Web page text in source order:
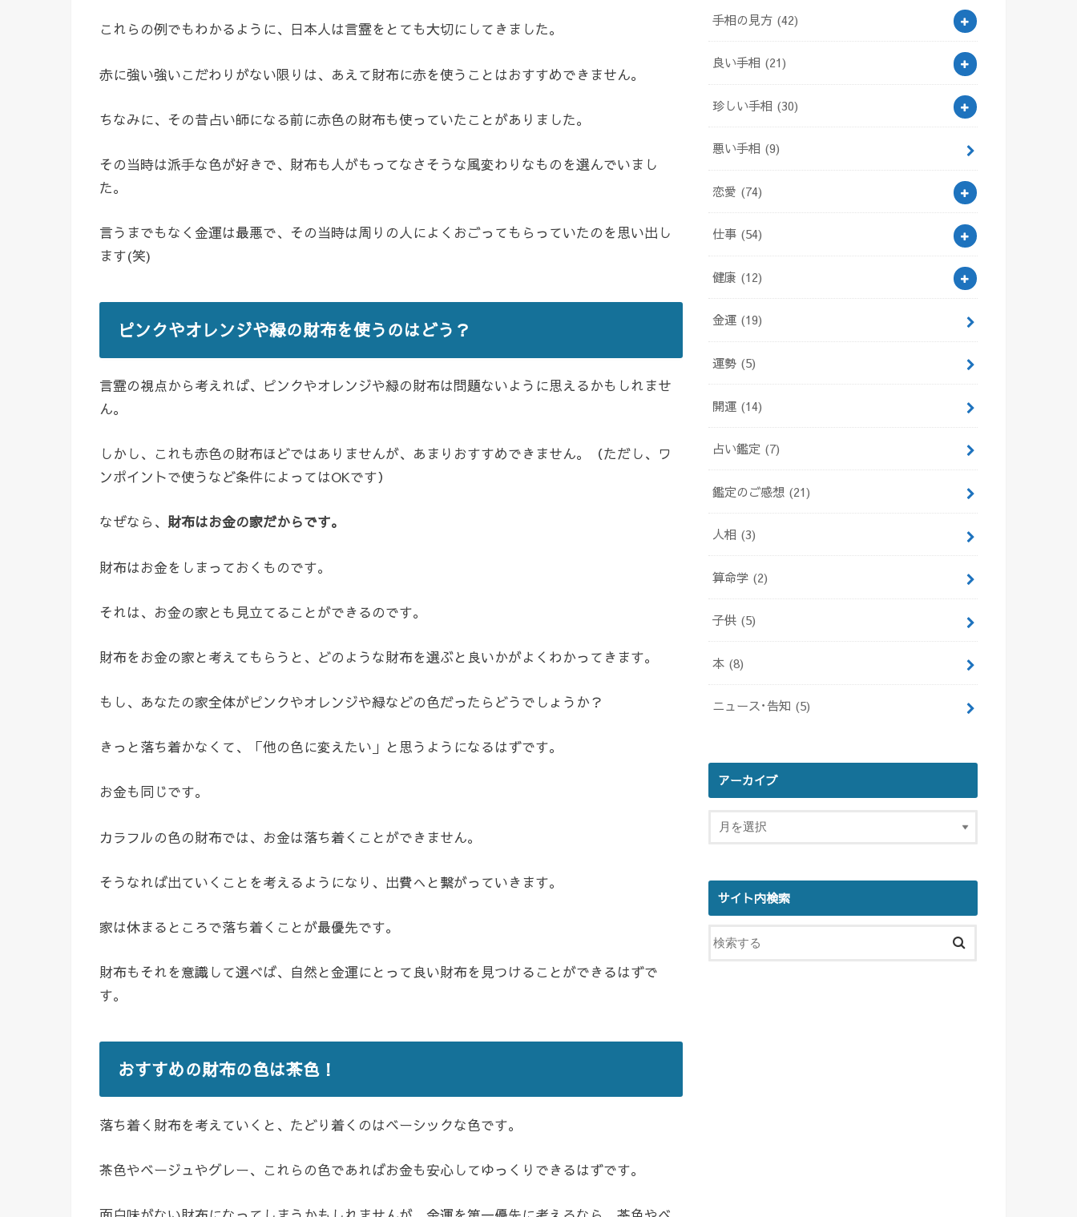
これらの例でもわかるように、日本人は言霊をとても大切にしてきました。
赤に強い強いこだわりがない限りは、あえて財布に赤を使うことはおすすめできません。
ちなみに、その昔占い師になる前に赤色の財布も使っていたことがありました。
その当時は派手な色が好きで、財布も人がもってなさそうな風変わりなものを選んでいまし
た。
言うまでもなく金運は最悪で、その当時は周りの人によくおごってもらっていたのを思い出し
ます(笑)
ピンクやオレンジや緑の財布を使うのはどう？
言霊の視点から考えれば、ピンクやオレンジや緑の財布は問題ないように思えるかもしれませ
ん。
しかし、これも赤色の財布ほどではありませんが、あまりおすすめできません。（ただし、ワ
ンポイントで使うなど条件によってはOKです）
なぜなら、 財布はお金の家だからです。
財布はお金をしまっておくものです。
それは、お金の家とも見立てることができるのです。
財布をお金の家と考えてもらうと、どのような財布を選ぶと良いかがよくわかってきます。
もし、あなたの家全体がピンクやオレンジや緑などの色だったらどうでしょうか？
きっと落ち着かなくて、「他の色に変えたい」と思うようになるはずです。
お金も同じです。
カラフルの色の財布では、お金は落ち着くことができません。
そうなれば出ていくことを考えるようになり、出費へと繋がっていきます。
家は休まるところで落ち着くことが最優先です。
財布もそれを意識して選べば、自然と金運にとって良い財布を見つけることができるはずで
す。
おすすめの財布の色は茶色！
落ち着く財布を考えていくと、たどり着くのはベーシックな色です。
茶色やベージュやグレー、これらの色であればお金も安心してゆっくりできるはずです。
手相の見方 (42)
良い手相 (21)
珍しい手相 (30)
悪い手相 (9)
恋愛 (74)
仕事 (54)
健康 (12)
金運 (19)
運勢 (5)
開運 (14)
占い鑑定 (7)
鑑定のご感想 (21)
人相 (3)
算命学 (2)
子供 (5)
本 (8)
ニュース･告知 (5)
アーカイブ
サイト内検索